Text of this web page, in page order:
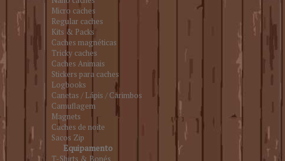
Micro caches
Regular caches
Kits & Packs
Caches magnéticas
Tricky caches
Caches Animais
Stickers para caches
Logbooks
Canetas / Lápis / Carimbos
Camuflagem
Magnets
Caches de noite
Sacos Zip
Equipamento
T-Shirts & Bonés